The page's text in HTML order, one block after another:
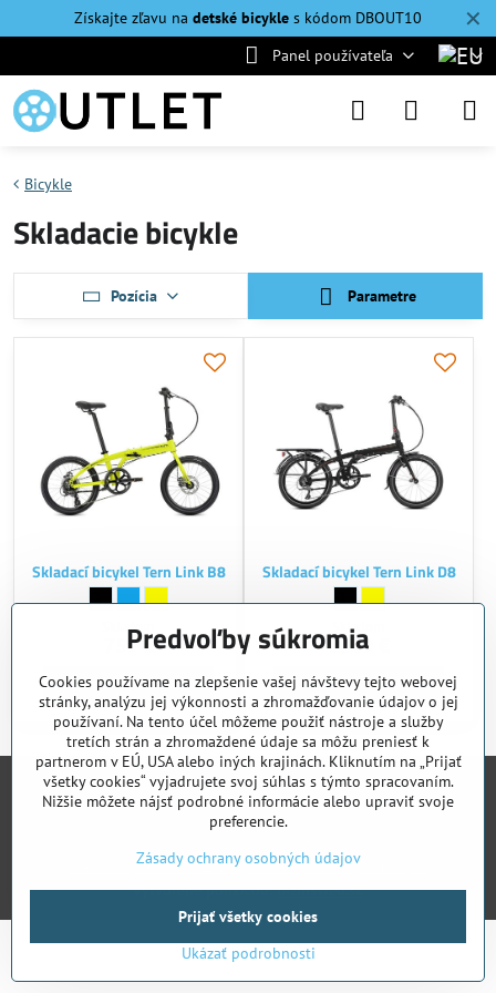
✕
Získajte zľavu na detské bicykle s kódom DBOUT10
Panel používateľa
Bicykle
Skladacie bicykle
Pozícia Parametre
Skladací bicykel Tern Link B8
Skladom
759 €
Zobraziť
Skladací bicykel Tern Link D8
Skladom
1039 €
Zobraziť
Predvoľby súkromiaZásady ochrany osobných údajov
Vytvorené pomocou:BiznisWeb.sk
Predvoľby súkromia
Cookies používame na zlepšenie vašej návštevy tejto webovej
stránky, analýzu jej výkonnosti a zhromažďovanie údajov o jej
používaní. Na tento účel môžeme použiť nástroje a služby
tretích strán a zhromaždené údaje sa môžu preniesť k
partnerom v EÚ, USA alebo iných krajinách. Kliknutím na „Prijať
všetky cookies“ vyjadrujete svoj súhlas s týmto spracovaním.
Nižšie môžete nájsť podrobné informácie alebo upraviť svoje
preferencie.
Zásady ochrany osobných údajov
Ukázať podrobnosti
Prijať všetky cookies